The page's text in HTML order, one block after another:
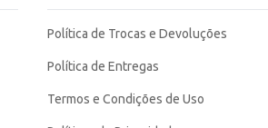
Política de Trocas e Devoluções
Política de Entregas
Termos e Condições de Uso